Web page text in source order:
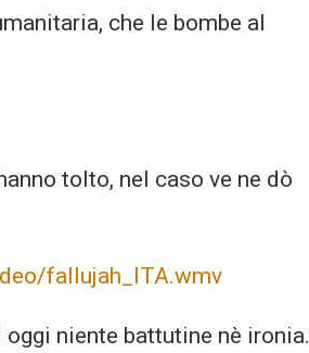
che le bombe al
tolto, nel caso ve ne dò
fallujah_ITA.wmv
niente battutine nè ironia.